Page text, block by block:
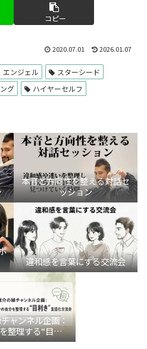
コピー
2020.07.01 2026.01.07
エンジェル
スターシード
グ ハイヤーセルフ
本音と方向性を整える対話セ
ッション
違和感を言葉にする交流会
ャンネル企画：
整理する“目利
化交流会』